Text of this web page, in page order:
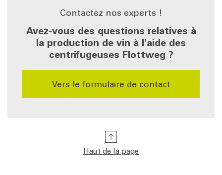
Contactez nos experts !
Avez-vous des questions relatives à
la production de vin à l'aide des
centrifugeuses Flottweg ?
Vers le formulaire de contact
Haut de la page